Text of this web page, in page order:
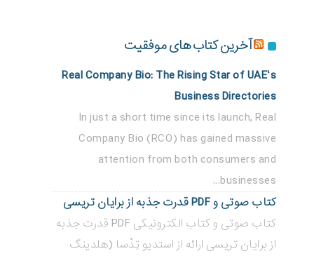
آخرین کتاب های موفقیت
Real Company Bio: The Rising Star of UAE’s
Business Directories
In just a short time since its launch, Real
Company Bio (RCO) has gained massive
attention from both consumers and
businesses...
کتاب صوتی و PDF قدرت جذبه از برایان تریسی
کتاب صوتی و کتاب الکترونیکی PDF قدرت جذبه
از برایان تریسی ارائه از استدیو تِدْسا (هلدینگ